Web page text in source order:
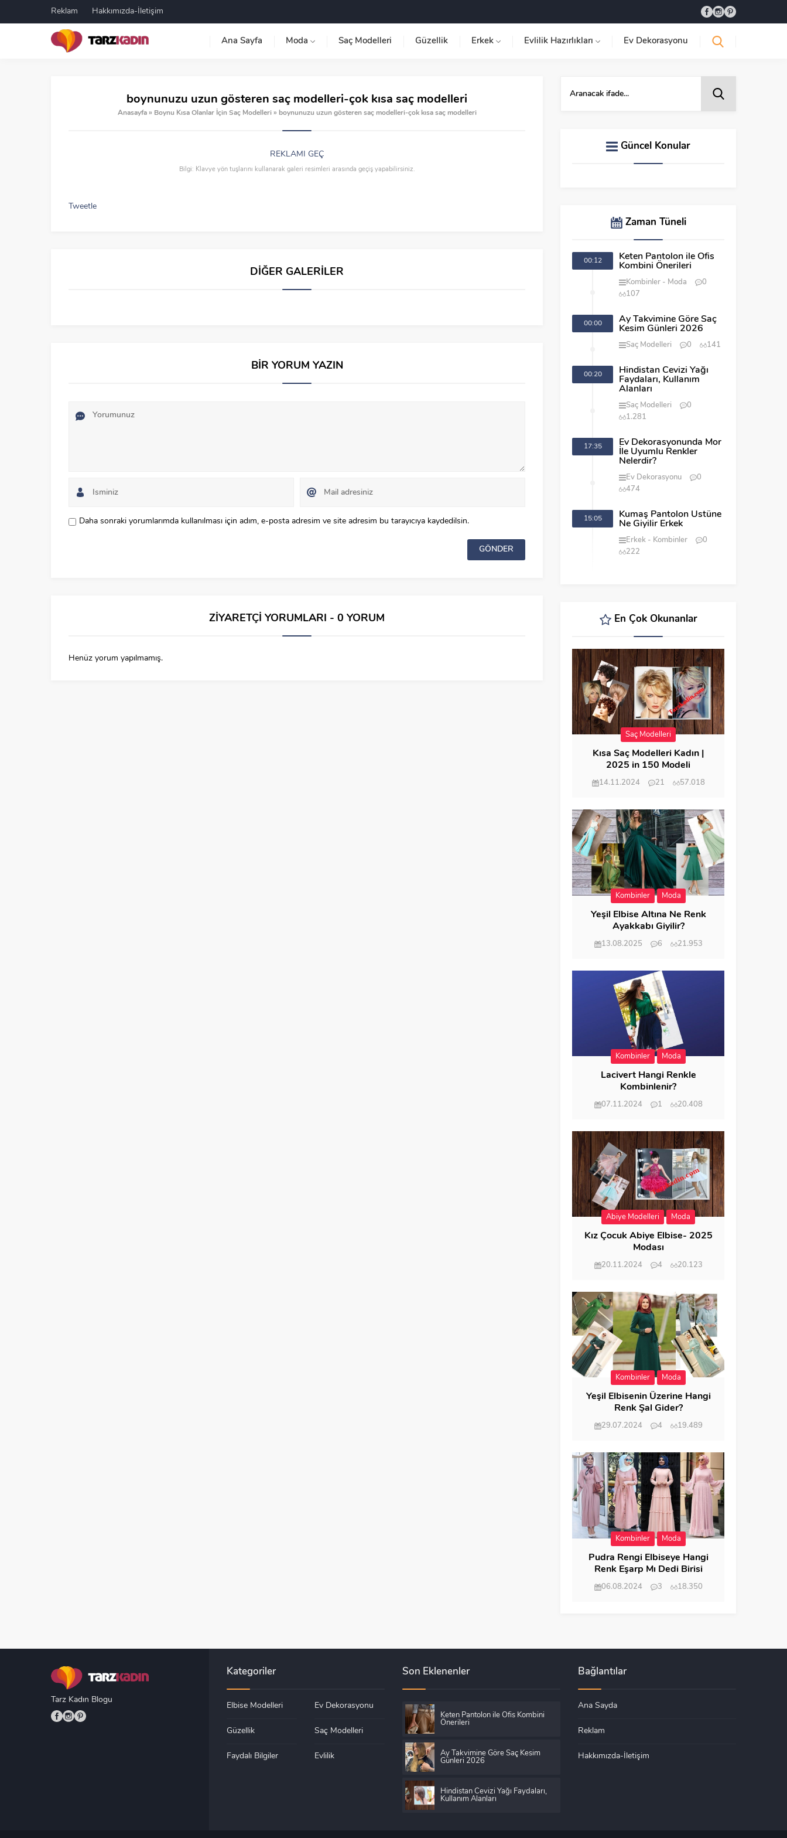
Reklam Hakkımızda-İletişim
Ana Sayfa Moda Saç Modelleri Güzellik Erkek Evlilik Hazırlıkları Ev Dekorasyonu
boynunuzu uzun gösteren saç modelleri-çok kısa saç modelleri
Anasayfa » Boynu Kısa Olanlar İçin Saç Modelleri » boynunuzu uzun gösteren saç modelleri-çok kısa saç modelleri
REKLAMI GEÇ
Bilgi: Klavye yön tuşlarını kullanarak galeri resimleri arasında geçiş yapabilirsiniz.
Tweetle
DİĞER GALERİLER
BİR YORUM YAZIN
Daha sonraki yorumlarımda kullanılması için adım, e-posta adresim ve site adresim bu tarayıcıya kaydedilsin.
ZİYARETÇİ YORUMLARI - 0 YORUM
Henüz yorum yapılmamış.
Güncel Konular
Zaman Tüneli
00:12
Keten Pantolon ile Ofis
Kombini Önerileri
Kombinler Moda
0
107
00:00
Ay Takvimine Göre Saç
Kesim Günleri 2026
Saç Modelleri 0 141
00:20
Hindistan Cevizi Yağı
Faydaları, Kullanım
Alanları
Saç Modelleri
0
1.281
17:35
Ev Dekorasyonunda Mor
İle Uyumlu Renkler
Nelerdir?
Ev Dekorasyonu
0
474
15:05
Kumaş Pantolon Üstüne
Ne Giyilir Erkek
Erkek Kombinler
0
222
En Çok Okunanlar
Saç Modelleri
Kısa Saç Modelleri Kadın |
2025 in 150 Modeli
14.11.2024 21 57.018
Kombinler Moda
Yeşil Elbise Altına Ne Renk
Ayakkabı Giyilir?
13.08.2025 6 21.953
Kombinler Moda
Lacivert Hangi Renkle
Kombinlenir?
07.11.2024 1 20.408
Abiye Modelleri Moda
Kız Çocuk Abiye Elbise- 2025
Modası
20.11.2024 4 20.123
Kombinler Moda
Yeşil Elbisenin Üzerine Hangi
Renk Şal Gider?
29.07.2024 4 19.489
Kombinler Moda
Pudra Rengi Elbiseye Hangi
Renk Eşarp Mı Dedi Birisi
06.08.2024 3 18.350
Tarz Kadın Blogu
Kategoriler
Elbise Modelleri Ev Dekorasyonu
Güzellik Saç Modelleri
Faydalı Bilgiler Evlilik
Son Eklenenler
Keten Pantolon ile Ofis Kombini
Önerileri
Ay Takvimine Göre Saç Kesim
Günleri 2026
Hindistan Cevizi Yağı Faydaları,
Kullanım Alanları
Bağlantılar
Ana Sayda
Reklam
Hakkımızda-İletişim